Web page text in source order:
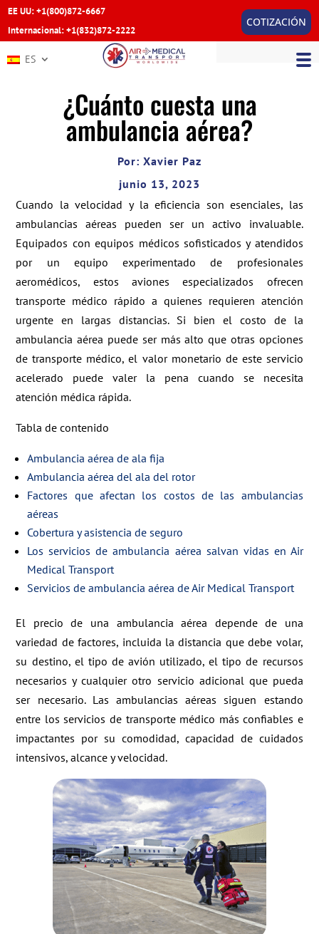
EE UU: +1(800)872-6667
Internacional: +1(832)872-2222
COTIZACIÓN
ES
¿Cuánto cuesta una
ambulancia aérea?
Por: Xavier Paz
junio 13, 2023
Cuando la velocidad y la eficiencia son esenciales, las
ambulancias aéreas pueden ser un activo invaluable.
Equipados con equipos médicos sofisticados y atendidos
por un equipo experimentado de profesionales
aeromédicos, estos aviones especializados ofrecen
transporte médico rápido a quienes requieren atención
urgente en largas distancias. Si bien el costo de la
ambulancia aérea puede ser más alto que otras opciones
de transporte médico, el valor monetario de este servicio
acelerado puede valer la pena cuando se necesita
atención médica rápida.
Tabla de contenido
Ambulancia aérea de ala fija
Ambulancia aérea del ala del rotor
Factores que afectan los costos de las ambulancias
aéreas
Cobertura y asistencia de seguro
Los servicios de ambulancia aérea salvan vidas en Air
Medical Transport
Servicios de ambulancia aérea de Air Medical Transport
El precio de una ambulancia aérea depende de una
variedad de factores, incluida la distancia que debe volar,
su destino, el tipo de avión utilizado, el tipo de recursos
necesarios y cualquier otro servicio adicional que pueda
ser necesario. Las ambulancias aéreas siguen estando
entre los servicios de transporte médico más confiables e
impactantes por su comodidad, capacidad de cuidados
intensivos, alcance y velocidad.